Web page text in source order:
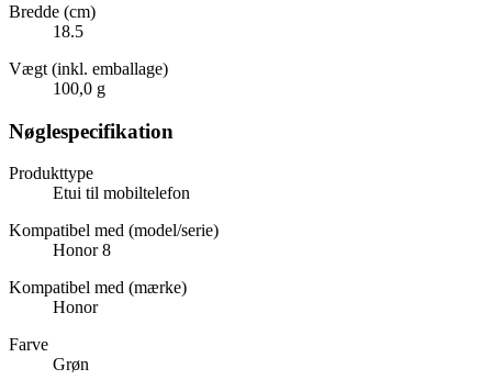
Bredde (cm)
18.5
Vægt (inkl. emballage)
100,0 g
Nøglespecifikation
Produkttype
Etui til mobiltelefon
Kompatibel med (model/serie)
Honor 8
Kompatibel med (mærke)
Honor
Farve
Grøn